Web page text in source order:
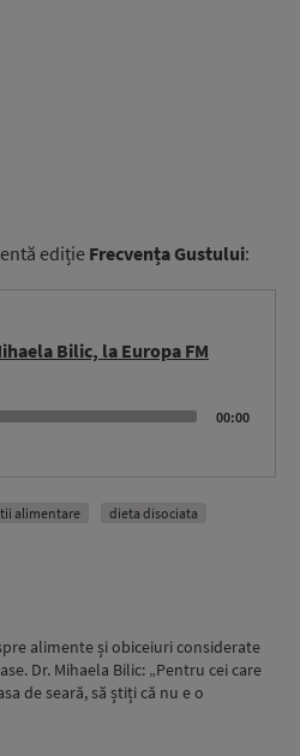
ediție Frecvența Gustului:
Bilic, la Europa FM
00:00
alimentare dieta disociata
alimente și obiceiuri considerate
Dr. Mihaela Bilic: „Pentru cei care
de seară, să știți că nu e o